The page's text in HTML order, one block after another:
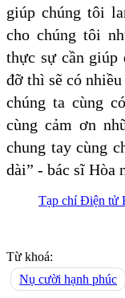
giúp chúng tôi
cho chúng tôi
thực sự cần
đỡ thì sẽ có
chúng ta cùng
cùng cảm ơn
chung tay cùng
dài” - bác sĩ Hòa
Tạp chí Điện tử
Từ khoá:
Nụ cười hạnh phúc